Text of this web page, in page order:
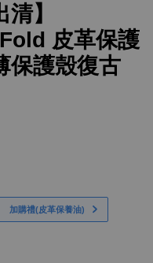
】
皮革保護
保護殼復古
加購禮(皮革保養油)